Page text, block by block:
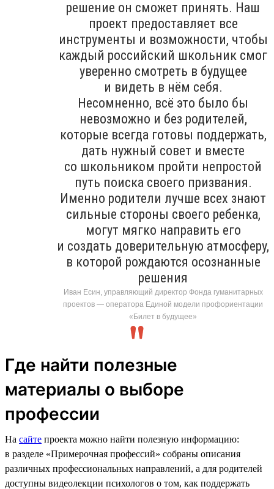
решение он сможет принять. Наш
проект предоставляет все
инструменты и возможности, чтобы
каждый российский школьник смог
уверенно смотреть в будущее
и видеть в нём себя.
Несомненно, всё это было бы
невозможно и без родителей,
которые всегда готовы поддержать,
дать нужный совет и вместе
со школьником пройти непростой
путь поиска своего призвания.
Именно родители лучше всех знают
сильные стороны своего ребенка,
могут мягко направить его
и создать доверительную атмосферу,
в которой рождаются осознанные
решения
Иван Есин, управляющий директор Фонда гуманитарных
проектов — оператора Единой модели профориентации
«Билет в будущее»
Где найти полезные
материалы о выборе
профессии
На сайте проекта можно найти полезную информацию:
в разделе «Примерочная профессий» собраны описания
различных профессиональных направлений, а для родителей
доступны видеолекции психологов о том, как поддержать